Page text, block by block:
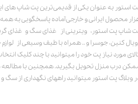
محصول ایرانی و خارجی آماده پاسخگویی به
شاپ پت استور، ویترینی از غذای سگ و غذای
کنین، جوسرا و .. همراه با طیف وسیعی از
مورد نیاز پت خود را میتوانید با چند کلیک
درب منزل تحویل بگیرید. همچنین با مطالعه
وبلاگ پت استور میتوانید راههای نگهداری از سگ